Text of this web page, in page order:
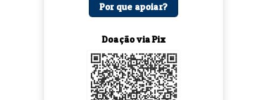
Por que apoiar?
Doação via Pix